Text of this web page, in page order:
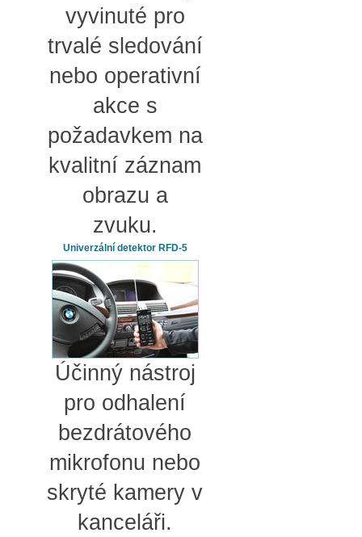
vyvinuté pro
trvalé sledování
nebo operativní
akce s
požadavkem na
kvalitní záznam
obrazu a
zvuku.
Univerzální detektor RFD-5
Účinný nástroj
pro odhalení
bezdrátového
mikrofonu nebo
skryté kamery v
kanceláři.